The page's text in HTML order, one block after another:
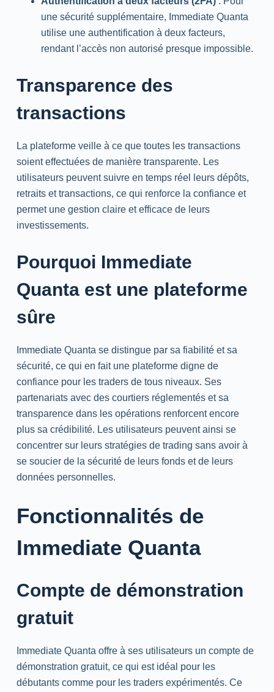
une sécurité supplémentaire, Immediate Quanta
utilise une authentification à deux facteurs,
rendant l’accès non autorisé presque impossible.
Transparence des
transactions
La plateforme veille à ce que toutes les transactions
soient effectuées de manière transparente. Les
utilisateurs peuvent suivre en temps réel leurs dépôts,
retraits et transactions, ce qui renforce la confiance et
permet une gestion claire et efficace de leurs
investissements.
Pourquoi Immediate
Quanta est une plateforme
sûre
Immediate Quanta se distingue par sa fiabilité et sa
sécurité, ce qui en fait une plateforme digne de
confiance pour les traders de tous niveaux. Ses
partenariats avec des courtiers réglementés et sa
transparence dans les opérations renforcent encore
plus sa crédibilité. Les utilisateurs peuvent ainsi se
concentrer sur leurs stratégies de trading sans avoir à
se soucier de la sécurité de leurs fonds et de leurs
données personnelles.
Fonctionnalités de
Immediate Quanta
Compte de démonstration
gratuit
Immediate Quanta offre à ses utilisateurs un compte de
démonstration gratuit, ce qui est idéal pour les
débutants comme pour les traders expérimentés. Ce